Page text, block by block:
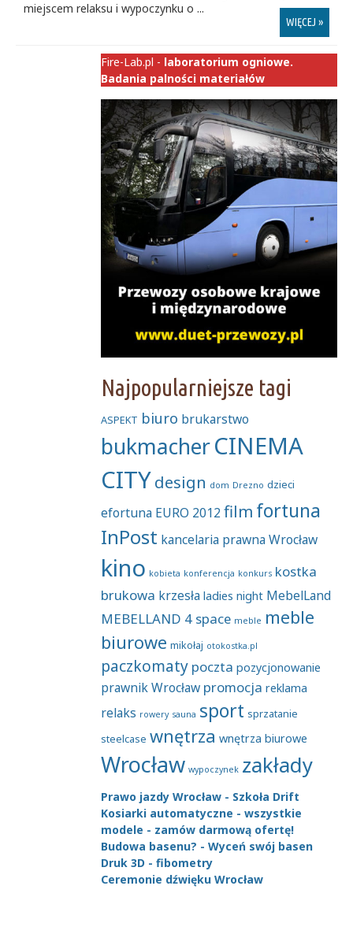
miejscem relaksu i wypoczynku o ...
WIĘCEJ »
Fire-Lab.pl - laboratorium ogniowe.
Badania palności materiałów
Najpopularniejsze tagi
ASPEKT biuro brukarstwo
bukmacherCINEMA
CITYdesign dom Drezno dzieci
efortuna EURO 2012film fortuna
InPost kancelaria prawna Wrocław
kino kobieta konferencja konkurs kostka
brukowa krzesła ladies night MebelLand
MEBELLAND 4 space meble meble
biurowe mikołaj otokostka.pl
paczkomaty poczta pozycjonowanie
prawnik Wrocław promocja reklama
relaks rowery sauna sport sprzatanie
steelcase wnętrza wnętrza biurowe
Wrocław wypoczynek zakłady
Prawo jazdy Wrocław - Szkoła Drift
Kosiarki automatyczne - wszystkie
modele - zamów darmową ofertę!
Budowa basenu? - Wyceń swój basen
Druk 3D - fibometry
Ceremonie dźwięku Wrocław